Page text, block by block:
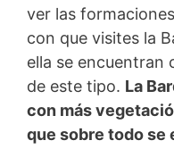
ver las
con que visites la
ella se encuentran
de este tipo. La
con más
que sobre todo